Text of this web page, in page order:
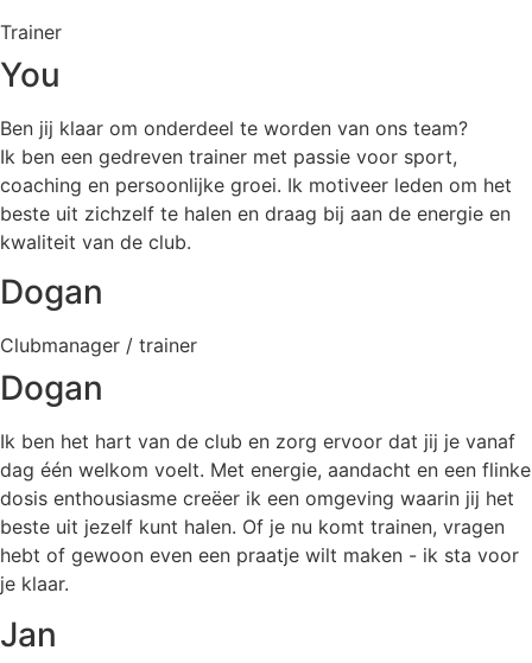
Trainer
You
Ben jij klaar om onderdeel te worden van ons team?
Ik ben een gedreven trainer met passie voor sport,
coaching en persoonlijke groei. Ik motiveer leden om het
beste uit zichzelf te halen en draag bij aan de energie en
kwaliteit van de club.
Dogan
Clubmanager / trainer
Dogan
Ik ben het hart van de club en zorg ervoor dat jij je vanaf
dag één welkom voelt. Met energie, aandacht en een flinke
dosis enthousiasme creëer ik een omgeving waarin jij het
beste uit jezelf kunt halen. Of je nu komt trainen, vragen
hebt of gewoon even een praatje wilt maken - ik sta voor
je klaar.
Jan